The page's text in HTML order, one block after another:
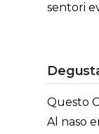
sentori
Questo
Al naso